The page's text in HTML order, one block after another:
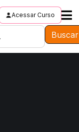
Acessar Curso
Buscar